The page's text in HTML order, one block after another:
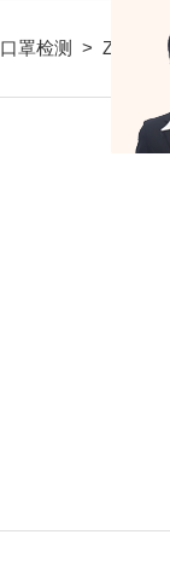
口罩检测 > ZR-